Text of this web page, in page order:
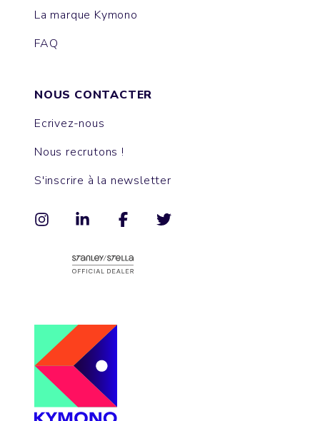
La marque Kymono
FAQ
NOUS CONTACTER
Ecrivez-nous
Nous recrutons !
S'inscrire à la newsletter